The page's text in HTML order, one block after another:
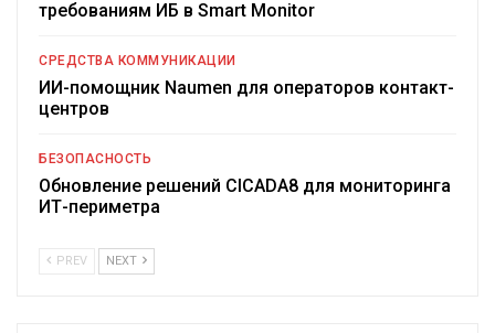
требованиям ИБ в Smart Monitor
СРЕДСТВА КОММУНИКАЦИИ
ИИ-помощник Naumen для операторов контакт-
центров
БЕЗОПАСНОСТЬ
Обновление решений CICADA8 для мониторинга
ИТ-периметра
PREV NEXT